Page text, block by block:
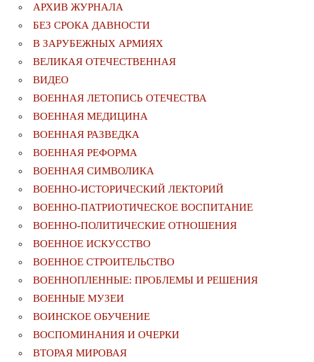
АРХИВ ЖУРНАЛА
БЕЗ СРОКА ДАВНОСТИ
В ЗАРУБЕЖНЫХ АРМИЯХ
ВЕЛИКАЯ ОТЕЧЕСТВЕННАЯ
ВИДЕО
ВОЕННАЯ ЛЕТОПИСЬ ОТЕЧЕСТВА
ВОЕННАЯ МЕДИЦИНА
ВОЕННАЯ РАЗВЕДКА
ВОЕННАЯ РЕФОРМА
ВОЕННАЯ СИМВОЛИКА
ВОЕННО-ИСТОРИЧЕСКИЙ ЛЕКТОРИЙ
ВОЕННО-ПАТРИОТИЧЕСКОЕ ВОСПИТАНИЕ
ВОЕННО-ПОЛИТИЧЕСКИE ОТНОШЕНИЯ
ВОЕННОЕ ИСКУССТВО
ВОЕННОЕ СТРОИТЕЛЬСТВО
ВОЕННОПЛЕННЫЕ: ПРОБЛЕМЫ И РЕШЕНИЯ
ВОЕННЫЕ МУЗЕИ
ВОИНСКОЕ ОБУЧЕНИЕ
ВОСПОМИНАНИЯ И ОЧЕРКИ
ВТОРАЯ МИРОВАЯ